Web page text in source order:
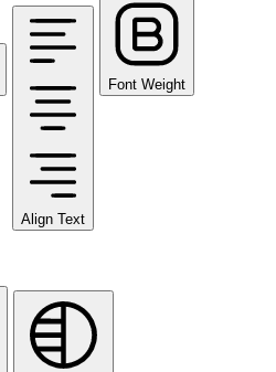
Align Text
Font Weight